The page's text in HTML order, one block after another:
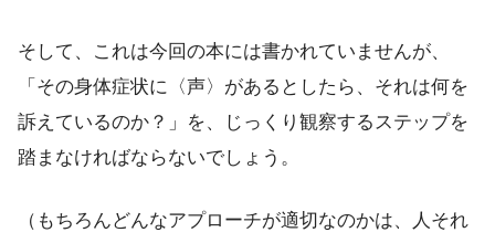
そして、これは今回の本には書かれていませんが、
「その身体症状に〈声〉があるとしたら、それは何を
訴えているのか？」を、じっくり観察するステップを
踏まなければならないでしょう。
（もちろんどんなアプローチが適切なのかは、人それ